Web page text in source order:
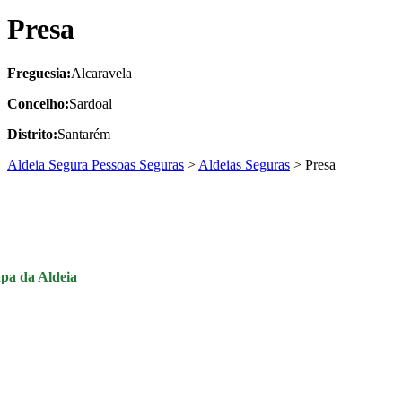
Presa
Freguesia:Alcaravela
Concelho:Sardoal
Distrito:Santarém
Aldeia Segura Pessoas Seguras > Aldeias Seguras > Presa
da Aldeia